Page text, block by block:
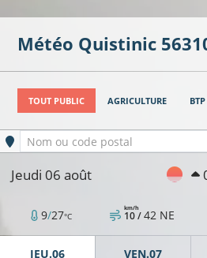
Météo Quistinic
TOUT PUBLIC AGRICULTURE BTP
Ville sélectionnée
Nom ou code postal
Jeudi 06 août
9/27°C 10 /
km/h 42 NE
JEU.06 VEN.07